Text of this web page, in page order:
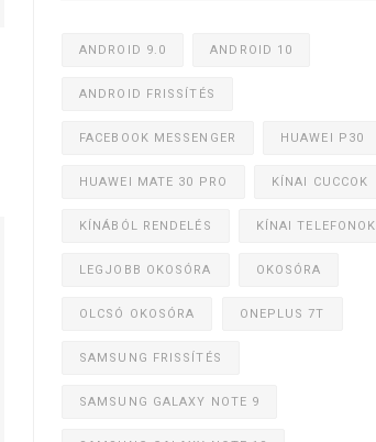
ANDROID 9.0 ANDROID 10
ANDROID FRISSÍTÉS
FACEBOOK MESSENGER HUAWEI P30
HUAWEI MATE 30 PRO KÍNAI CUCCOK
KÍNÁBÓL RENDELÉS KÍNAI TELEFONOK
LEGJOBB OKOSÓRA OKOSÓRA
OLCSÓ OKOSÓRA ONEPLUS 7T
SAMSUNG FRISSÍTÉS
SAMSUNG GALAXY NOTE 9